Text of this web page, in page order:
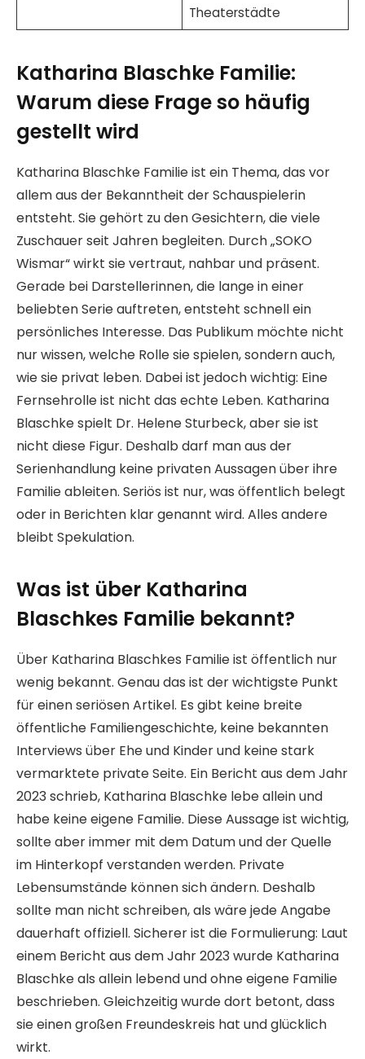
Theaterstädte
Katharina Blaschke Familie:
Warum diese Frage so häufig
gestellt wird
Katharina Blaschke Familie ist ein Thema, das vor
allem aus der Bekanntheit der Schauspielerin
entsteht. Sie gehört zu den Gesichtern, die viele
Zuschauer seit Jahren begleiten. Durch „SOKO
Wismar“ wirkt sie vertraut, nahbar und präsent.
Gerade bei Darstellerinnen, die lange in einer
beliebten Serie auftreten, entsteht schnell ein
persönliches Interesse. Das Publikum möchte nicht
nur wissen, welche Rolle sie spielen, sondern auch,
wie sie privat leben. Dabei ist jedoch wichtig: Eine
Fernsehrolle ist nicht das echte Leben. Katharina
Blaschke spielt Dr. Helene Sturbeck, aber sie ist
nicht diese Figur. Deshalb darf man aus der
Serienhandlung keine privaten Aussagen über ihre
Familie ableiten. Seriös ist nur, was öffentlich belegt
oder in Berichten klar genannt wird. Alles andere
bleibt Spekulation.
Was ist über Katharina
Blaschkes Familie bekannt?
Über Katharina Blaschkes Familie ist öffentlich nur
wenig bekannt. Genau das ist der wichtigste Punkt
für einen seriösen Artikel. Es gibt keine breite
öffentliche Familiengeschichte, keine bekannten
Interviews über Ehe und Kinder und keine stark
vermarktete private Seite. Ein Bericht aus dem Jahr
2023 schrieb, Katharina Blaschke lebe allein und
habe keine eigene Familie. Diese Aussage ist wichtig,
sollte aber immer mit dem Datum und der Quelle
im Hinterkopf verstanden werden. Private
Lebensumstände können sich ändern. Deshalb
sollte man nicht schreiben, als wäre jede Angabe
dauerhaft offiziell. Sicherer ist die Formulierung: Laut
einem Bericht aus dem Jahr 2023 wurde Katharina
Blaschke als allein lebend und ohne eigene Familie
beschrieben. Gleichzeitig wurde dort betont, dass
sie einen großen Freundeskreis hat und glücklich
wirkt.